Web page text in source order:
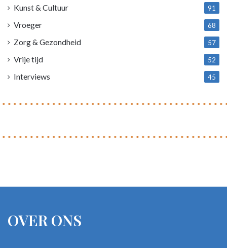
Kunst & Cultuur 91
Vroeger 68
Zorg & Gezondheid 57
Vrije tijd 52
Interviews 45
OVER ONS